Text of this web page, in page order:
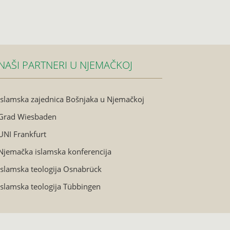
PARTNERI U NJEMAČKOJ
zajednica Bošnjaka u Njemačkoj
Wiesbaden
Frankfurt
islamska konferencija
teologija Osnabrück
teologija Tübbingen